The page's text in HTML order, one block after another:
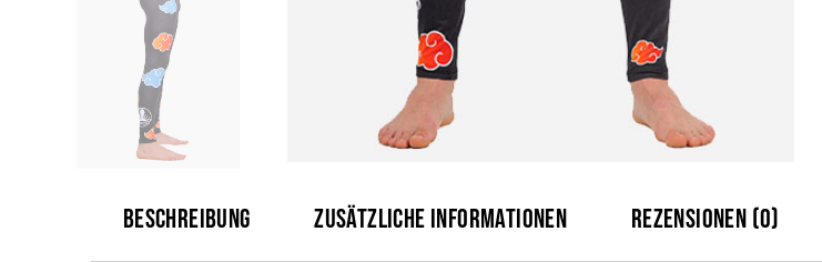
Beschreibung Zusätzliche Informationen Rezensionen (0)